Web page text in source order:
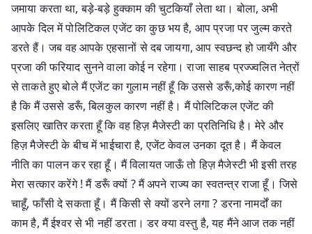
जमाया करता था, बड़े-बड़े हुक्काम की चुटकियाँ लेता था। बोला, अभी
आपके दिल में पोलिटिकल एजेंट का कुछ भय है, आप प्रजा पर जुल्म करते
डरते हैं। जब वह आपके एहसानों से दब जायगा, आप स्वछन्द हो जायँगे और
प्रजा की फरियाद सुनने वाला कोई न रहेगा। राजा साहब प्रज्ज्वलित नेत्रों
से ताकते हुए बोले मैं एजेंट का गुलाम नहीं हूँ कि उससे डरूँ,कोई कारण नहीं
है कि मैं उससे डरूँ, बिलकुल कारण नहीं है। मैं पोलिटिकल एजेंट की
इसलिए खातिर करता हूँ कि वह हिज़ मैजेस्टी का प्रतिनिधि है। मेरे और
हिज़ मैजेस्टी के बीच में भाईचारा है, एजेंट केवल उनका दूत है। मैं केवल
नीति का पालन कर रहा हूँ। मैं विलायत जाऊँ तो हिज़ मैजेस्टी भी इसी तरह
मेरा सत्कार करेंगे ! मैं डरूँ क्यों ? मैं अपने राज्य का स्वतन्त्र राजा हूँ। जिसे
चाहूँ, फाँसी दे सकता हूँ। मैं किसी से क्यों डरने लगा ? डरना नामर्दों का
काम है, मैं ईश्वर से भी नहीं डरता। डर क्या वस्तु है, यह मैंने आज तक नहीं